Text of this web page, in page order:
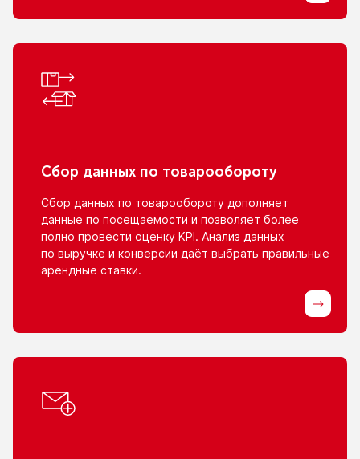
Сбор данных по товарообороту
Сбор данных по товарообороту дополняет
данные по посещаемости и позволяет более
полно провести оценку KPI. Анализ данных
по выручке и конверсии даёт выбрать правильные
арендные ставки.